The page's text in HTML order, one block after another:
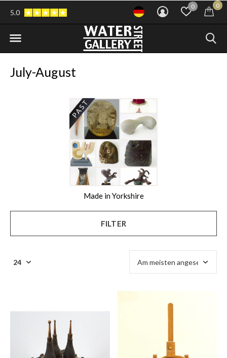
0 0
5.0
July-August
Made in Yorkshire
FILTER